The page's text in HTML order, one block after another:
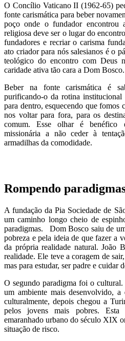
O Concílio Vaticano II (1962-65)
fonte carismática para beber
poço onde o fundador
religiosa deve ser o lugar do
fundadores e recriar o carisma
ato criador para nós salesianos é o
teológico do encontro com Deus
caridade ativa tão cara a Dom Bosco.
Beber na fonte carismática é
purificando-o da rotina
para dentro, esquecendo que fomos
nos voltar para fora, para os
comum. Esse olhar é benéfico
missionária a não ceder à
armadilhas da comodidade.
Rompendo
A fundação da Pia Sociedade de
um caminho longo cheio de
paradigmas. Dom Bosco saiu de
pobreza e pela ideia de que fazer a
da própria realidade natural. João
realidade. Ele teve a coragem de
mas para estudar, ser padre e cuidar
O segundo paradigma foi o
um ambiente mais desenvolvido,
culturalmente, depois chegou a
pelos jovens mais pobres.
emaranhado urbano do século XIX
situação de risco.